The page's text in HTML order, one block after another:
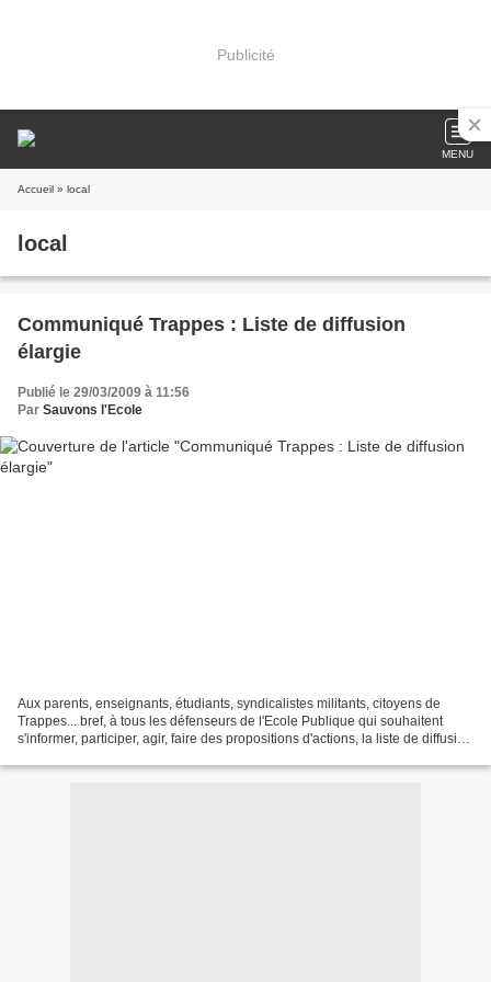
Publicité
MENU
Accueil » local
local
Communiqué Trappes : Liste de diffusion
élargie
Publié le 29/03/2009 à 11:56
Par Sauvons l'Ecole
Aux parents, enseignants, étudiants, syndicalistes militants, citoyens de
Trappes... bref, à tous les défenseurs de l'Ecole Publique qui souhaitent
s'informer, participer, agir, faire des propositions d'actions, la liste de diffusion